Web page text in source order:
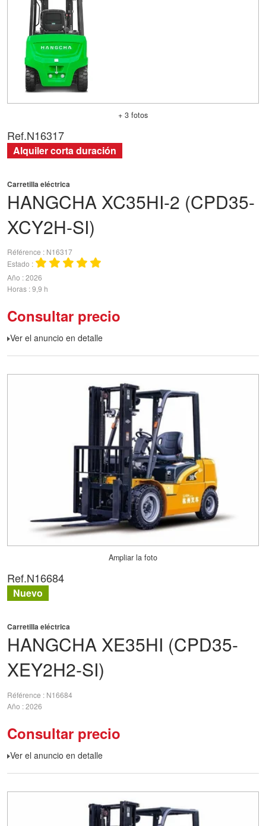
+ 3 fotos
HANGCHA XC35HI-2 (CPD35-
XCY2H-SI)
Carretilla eléctrica
Référence
N16317
Estado
Año 2026
Horas 9,9 h
Consultar precio
Ver el anuncio en detalle
Ref.N16317
Alquiler corta duración
Ampliar la foto
HANGCHA XE35HI (CPD35-
XEY2H2-SI)
Carretilla eléctrica
Référence
N16684
Año 2026
Consultar precio
Ver el anuncio en detalle
Ref.N16684
Nuevo